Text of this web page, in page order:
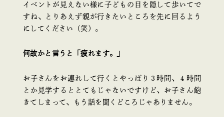
イベントが見えない様に子どもの目を隠して歩いてで
すね、とりあえず親が行きたいところを先に回るよう
にしてください（笑）。
何故かと言うと「疲れます。」
お子さんをお連れして行くとやっぱり３時間、４時間
とか見学するととてもじゃないですけど、お子さん飽
きてしまって、もう話を聞くどころじゃありません。